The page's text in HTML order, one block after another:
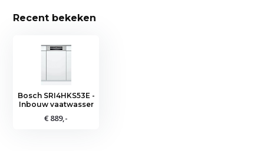
Recent bekeken
Bosch SRI4HKS53E -
Inbouw vaatwasser
€ 889,-